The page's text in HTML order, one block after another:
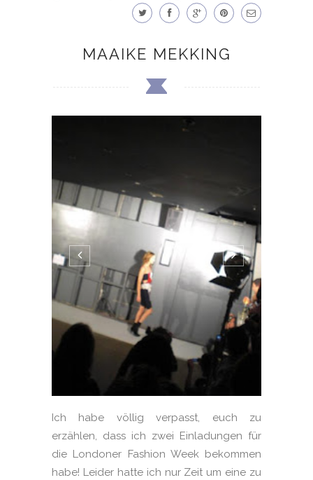
MAAIKE MEKKING
Ich habe völlig verpasst, euch zu
erzählen, dass ich zwei Einladungen für
die Londoner Fashion Week bekommen
habe! Leider hatte ich nur Zeit um eine zu